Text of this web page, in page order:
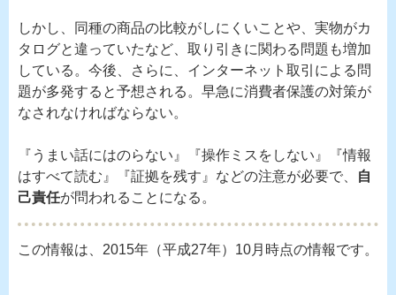
しかし、同種の商品の比較がしにくいことや、実物がカ
タログと違っていたなど、取り引きに関わる問題も増加
している。今後、さらに、インターネット取引による問
題が多発すると予想される。早急に消費者保護の対策が
なされなければならない。
『うまい話にはのらない』『操作ミスをしない』『情報
はすべて読む』『証拠を残す』などの注意が必要で、
自
己責任が問われることになる。
この情報は、2015年（平成27年）10月時点の情報です。